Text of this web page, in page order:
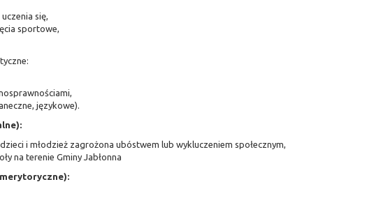
się,
sportowe,
językowe).
i młodzież zagrożona ubóstwem lub wykluczeniem społecznym,
na terenie Gminy Jabłonna